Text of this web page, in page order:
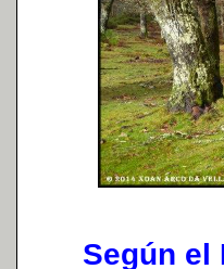
Según el